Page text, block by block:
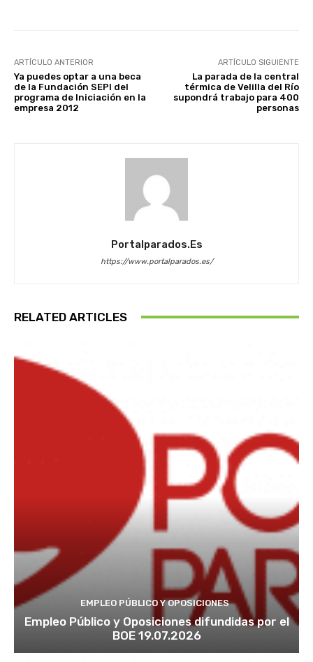
ARTÍCULO ANTERIOR
Ya puedes optar a una beca
de la Fundación SEPI del
programa de Iniciación en la
empresa 2012
ARTÍCULO SIGUIENTE
La parada de la central
térmica de Velilla del Río
supondrá trabajo para 400
personas
Portalparados.es
https://www.portalparados.es/
RELATED ARTICLES
EMPLEO PÚBLICO Y OPOSICIONES
Empleo Público y Oposiciones difundidas por el
BOE 19.07.2026